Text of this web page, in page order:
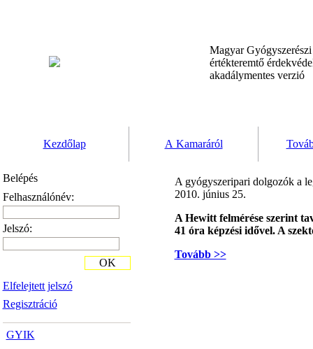
Magyar
értékteremtő
akadálymentes verzió
Kezdőlap A Kamaráról
Belépés
Felhasználónév:
Jelszó:
Elfelejtett jelszó
Regisztráció
OK
GYIK
A gyógyszeripari dolgozók a
2010. június 25.
A Hewitt felmérése szerint
41 óra képzési idővel. A
Tovább >>